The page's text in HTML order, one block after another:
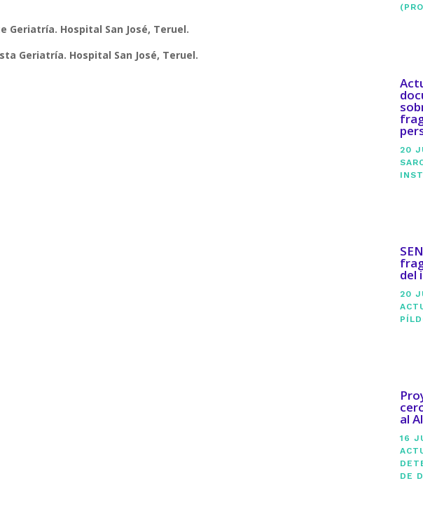
Geriatría. Hospital San José, Teruel.
Geriatría. Hospital San José, Teruel.
20
del
20
al
16
DE